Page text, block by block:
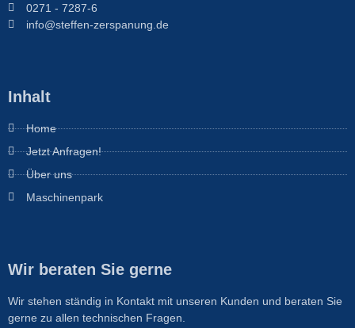
0271 - 7287-6
info@steffen-zerspanung.de
Inhalt
Home
Jetzt Anfragen!
Über uns
Maschinenpark
Wir beraten Sie gerne
Wir stehen ständig in Kontakt mit unseren Kunden und beraten Sie
gerne zu allen technischen Fragen.